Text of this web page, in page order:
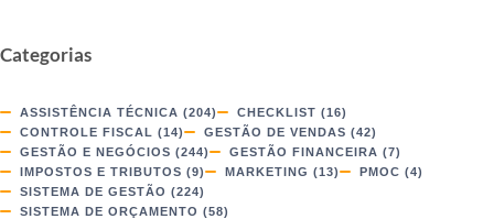
Categorias
ASSISTÊNCIA TÉCNICA (204) CHECKLIST (16)
CONTROLE FISCAL (14) GESTÃO DE VENDAS (42)
GESTÃO E NEGÓCIOS (244) GESTÃO FINANCEIRA (7)
IMPOSTOS E TRIBUTOS (9) MARKETING (13) PMOC (4)
SISTEMA DE GESTÃO (224)
SISTEMA DE ORÇAMENTO (58)